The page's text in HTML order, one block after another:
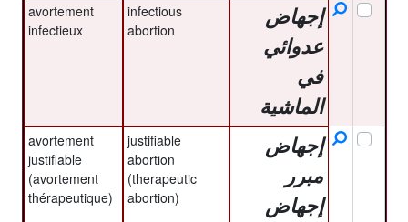
إجهاض
عدوائي
في
الماشية
infectious
abortion
avortement
infectieux
إجهاض
مبرر
إجهاض
justifiable
abortion
(therapeutic
abortion)
avortement
justifiable
(avortement
thérapeutique)